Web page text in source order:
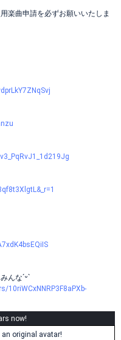
楽曲申請を必ずお願いいたしま
んなˊᵕˋ
10riWCxNNRP3F8aPXb-
now!
an original avatar!